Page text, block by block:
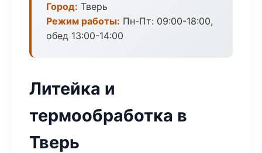
Город: Тверь
Режим работы: Пн-Пт: 09:00-18:00,
обед 13:00-14:00
Литейка и
термообработка в
Тверь